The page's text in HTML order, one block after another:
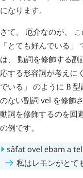
になります。
さて、 厄介なのが、
「とても好んでいる
は、 動詞を修飾する
応する形容詞が考えに
でいる」 のように B
のない副詞 vel を修飾
動詞を修飾するのを回
の例です。
sâfat ovel ebam a tel
私はレモンがとて